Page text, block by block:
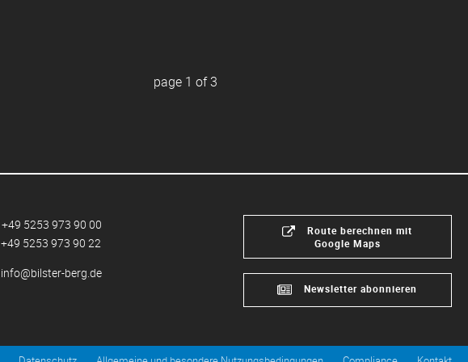
page 1 of3
+49 5253 973 90 00
+49 5253 973 90 22
info@bilster-berg.de
Route berechnen mit
Google Maps
Newsletter abonnieren